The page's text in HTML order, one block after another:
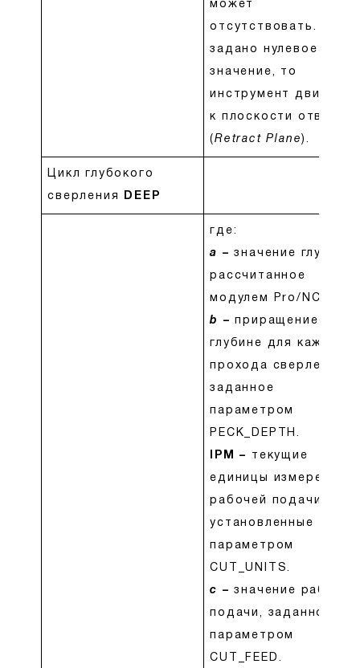
может
отсутствовать. Если
задано нулевое
значение, то
инструмент
к плоскости отвода
( Retract Plane ).
Цикл глубокого
сверления DEEP
где:
a –значение глубины,
рассчитанное
модулем Pro/NC.
b – приращение по
глубине для каждого
прохода сверления,
заданное
параметром
PECK_DEPTH.
IPM – текущие
единицы измерения
рабочей подачи,
установленные
параметром
CUT_UNITS.
c – значение рабочей
подачи, заданное
параметром
CUT_FEED.